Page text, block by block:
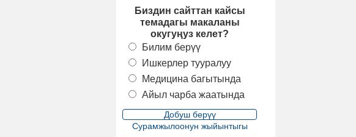
Биздин сайттан кайсы
темадагы макаланы
окугуңуз келет?
Билим берүү
Ишкерлер тууралуу
Медицина багытында
Айыл чарба жаатында
Сурамжылоонун жыйынтыгы